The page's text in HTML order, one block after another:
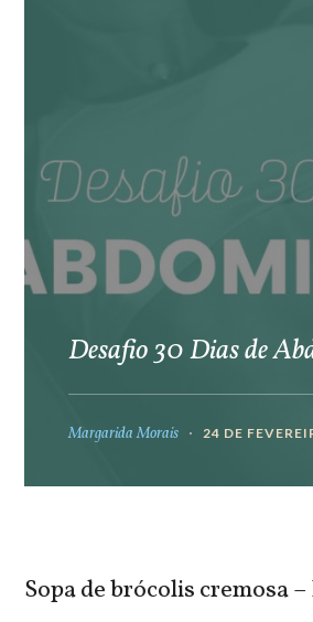
Desafio 30 Dias de
Margarida Morais 24 DE
Sopa de brócolis cremosa